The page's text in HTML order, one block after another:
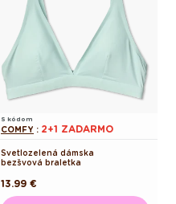
S kódom
COMFY : 2+1 ZADARMO
Svetlozelená dámska
bezšvová braletka
Pôvodná
cena
13.99 €